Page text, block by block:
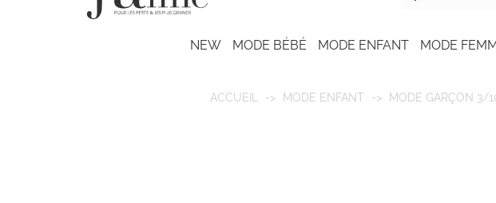
NEW MODE BÉBÉ MODE ENFANT MODE
ACCUEIL MODE ENFANT MODE GARÇON 3/